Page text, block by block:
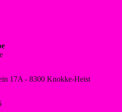
17A - 8300 Knokke-Heist